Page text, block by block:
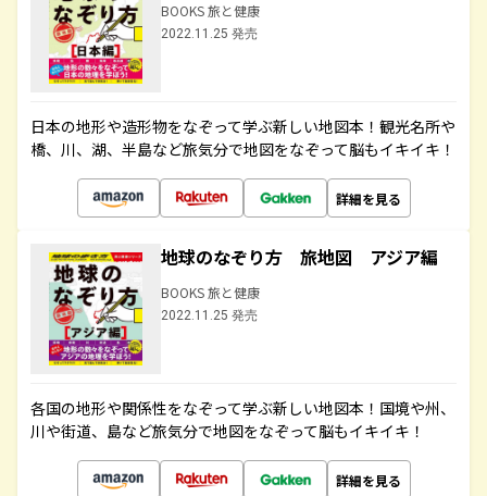
BOOKS 旅と健康
2022.11.25 発売
日本の地形や造形物をなぞって学ぶ新しい地図本！観光名所や
橋、川、湖、半島など旅気分で地図をなぞって脳もイキイキ！
詳細を見る
地球のなぞり方 旅地図 アジア編
BOOKS 旅と健康
2022.11.25 発売
各国の地形や関係性をなぞって学ぶ新しい地図本！国境や州、
川や街道、島など旅気分で地図をなぞって脳もイキイキ！
詳細を見る